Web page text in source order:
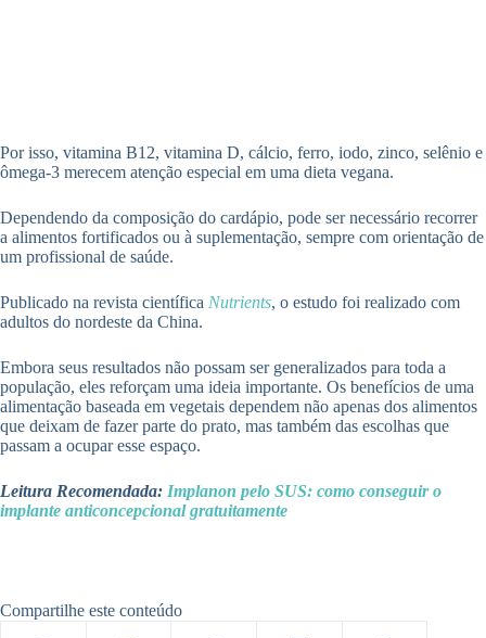
Por isso, vitamina B12, vitamina D, cálcio, ferro, iodo, zinco, selênio e
ômega-3 merecem atenção especial em uma dieta vegana.
Dependendo da composição do cardápio, pode ser necessário recorrer
a alimentos fortificados ou à suplementação, sempre com orientação de
um profissional de saúde.
Publicado na revista científica Nutrients, o estudo foi realizado com
adultos do nordeste da China.
Embora seus resultados não possam ser generalizados para toda a
população, eles reforçam uma ideia importante. Os benefícios de uma
alimentação baseada em vegetais dependem não apenas dos alimentos
que deixam de fazer parte do prato, mas também das escolhas que
passam a ocupar esse espaço.
Leitura Recomendada: Implanon pelo SUS: como conseguir o
implante anticoncepcional gratuitamente
Compartilhe este conteúdo